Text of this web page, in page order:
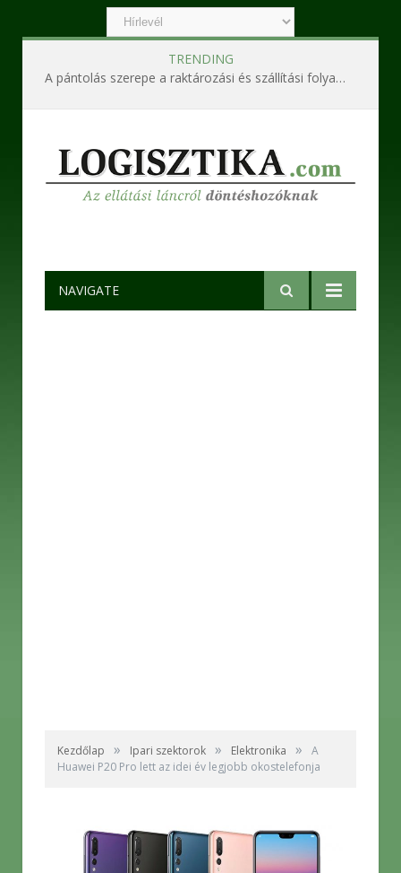
TRENDING
A pántolás szerepe a raktározási és szállítási folyamatokban
NAVIGATE
Kezdőlap » Ipari szektorok » Elektronika »
A
Huawei P20 Pro lett az idei év legjobb okostelefonja